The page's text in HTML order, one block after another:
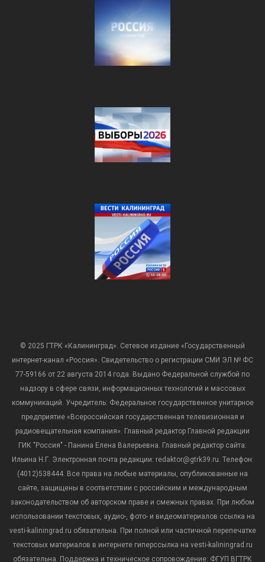
© 2025 ГТРК «Калининград». Сетевое издание «Государственный
интернет-канал «Россия». Свидетельство о регистрации СМИ ЭЛ № ФС
77-59166 от 22 августа 2014 года. Выдано Федеральной службой по
надзору в сфере связи, информационных технологий и массовых
коммуникаций. Учредитель: Федеральное государственное унитарное
предприятие «Всероссийская государственная телевизионная и
радиовещательная компания». Главный редактор Главной редакции
ГИК "Россия" - Панина Елена Валерьевна. Главный редактор сайта:
Ильина Н.Г. Электронная почта редакции: redaktor@gtrk39.ru. Телефон:
(4012)538444. Все права на любые материалы, опубликованные на
сайте, защищены в соответствии с российским и международным
законодательством об авторском праве и смежных правах. При любом
использовании текстовых, аудио-, фото- и видеоматериалов ссылка на
vesti-kaliningrad.ru обязательна. При полной или частичной перепечатке
текстовых материалов в интернете гиперссылка на vesti-kaliningrad.ru
обязательна. Поддержка и техническое сопровождение: ФГУП ВГТРК